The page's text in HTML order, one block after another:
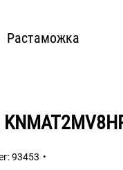
Растаможка
93453